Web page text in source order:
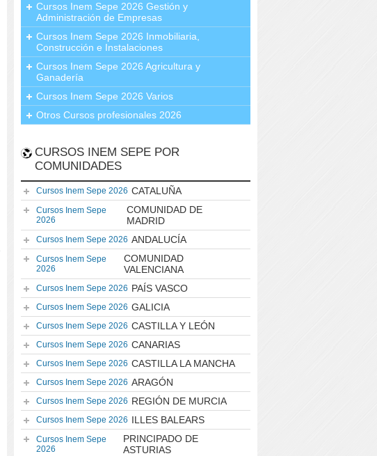
Cursos Inem Sepe 2026 Gestión y
Administración de Empresas
Cursos Inem Sepe 2026 Inmobiliaria,
Construcción e Instalaciones
Cursos Inem Sepe 2026 Agricultura y
Ganadería
Cursos Inem Sepe 2026 Varios
Otros Cursos profesionales 2026
CURSOS INEM SEPE POR
COMUNIDADES
Cursos Inem Sepe 2026 CATALUÑA
Cursos Inem Sepe
2026
COMUNIDAD DE
MADRID
Cursos Inem Sepe 2026 ANDALUCÍA
Cursos Inem Sepe
2026
COMUNIDAD
VALENCIANA
Cursos Inem Sepe 2026 PAÍS VASCO
Cursos Inem Sepe 2026 GALICIA
Cursos Inem Sepe 2026 CASTILLA Y LEÓN
Cursos Inem Sepe 2026 CANARIAS
Cursos Inem Sepe 2026 CASTILLA LA MANCHA
Cursos Inem Sepe 2026 ARAGÓN
Cursos Inem Sepe 2026 REGIÓN DE MURCIA
Cursos Inem Sepe 2026 ILLES BALEARS
Cursos Inem Sepe
2026
PRINCIPADO DE
ASTURIAS